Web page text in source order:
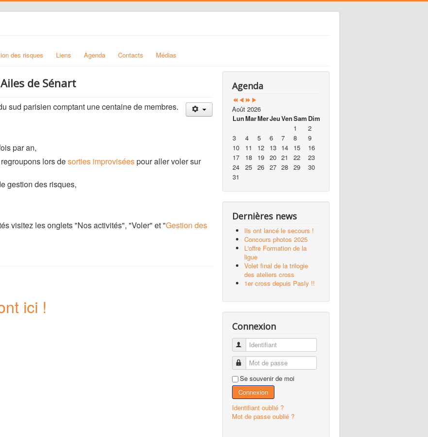
des risques Liens Agenda Contacts Médias
de Sénart
sud parisien comptant une centaine de membres.
par an,
lors desorties improviséespour aller voler sur
gestion des risques,
visitez les onglets "Nos activités", "Voler" et "Gestion des
ici !
Agenda
Août 2026
LunMarMerJeuVenSam Dim
1
2
3
4 5 6 7 8
9
10
11 12 13 14 15
16
17
18 19 20 21 22
23
24
25 26 27 28 29
30
31
Dernières news
Ils ont lancé le secours !
Concours photos 2025
L'offre Formation de la
ligue
Volet final de la trilogie
des ateliers cross
1er cross depuis Pasly !!
Connexion
Identifiant
Mot de passe
Se souvenir de moi
Connexion
Identifiant oublié ?
Mot de passe oublié ?